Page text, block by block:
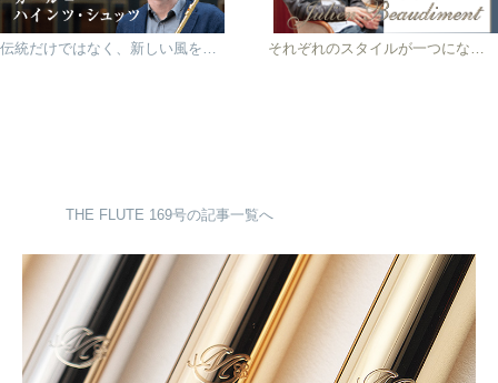
伝統だけではなく、新しい風を入れて生き生きと─｜カール=ハインツ・シュッツ それぞれのスタイルが一つになり、超越した音楽を作り上げる
THE FLUTE 169号の記事一覧へ